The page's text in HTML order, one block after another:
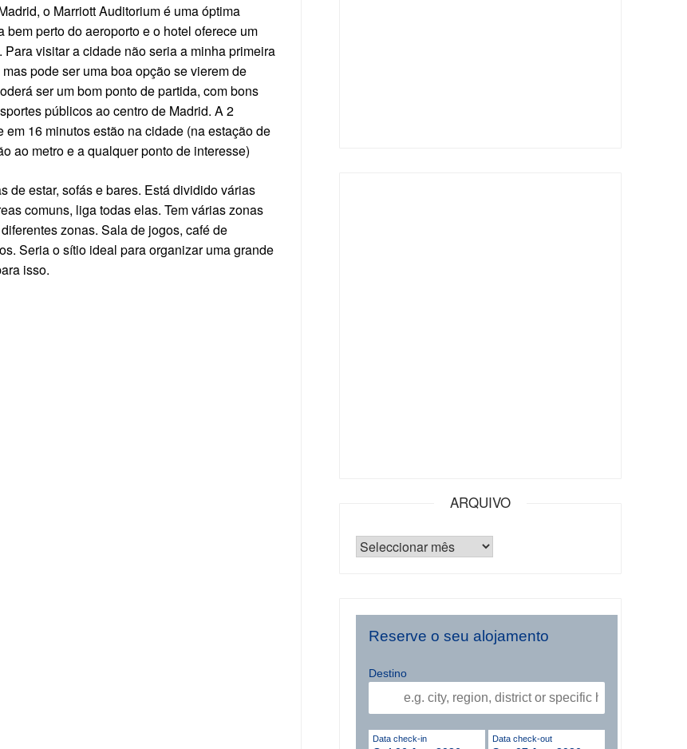
o Marriott Auditorium é uma óptima
perto do aeroporto e o hotel oferece um
visitar a cidade não seria a minha primeira
pode ser uma boa opção se vierem de
ser um bom ponto de partida, com bons
públicos ao centro de Madrid. A 2
16 minutos estão na cidade (na estação de
ao metro e a qualquer ponto de interesse)
de estar, sofás e bares. Está dividido várias
comuns, liga todas elas. Tem várias zonas
zonas. Sala de jogos, café de
Seria o sítio ideal para organizar uma grande
isso.
ARQUIVO
Reserve o seu alojamento
Destino
Data check-in Data check-out